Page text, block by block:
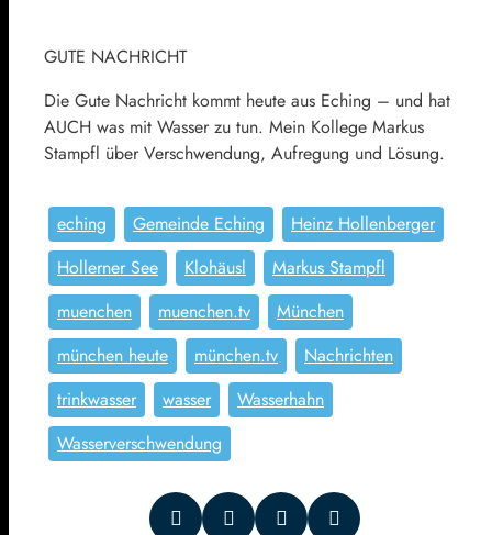
GUTE NACHRICHT
Die Gute Nachricht kommt heute aus Eching – und hat
AUCH was mit Wasser zu tun. Mein Kollege Markus
Stampfl über Verschwendung, Aufregung und Lösung.
eching Gemeinde Eching
Heinz Hollenberger
Hollerner See
Klohäusl
Markus Stampfl
muenchen
muenchen.tv
München
münchen heute
münchen.tv
Nachrichten
trinkwasser
wasser
Wasserhahn
Wasserverschwendung